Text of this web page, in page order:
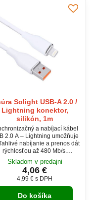
Solight USB-A 2.0 /
Lightning konektor,
silikón, 1m
a nabíjací kábel
2.0 A – Lightning umožňuje
nabíjanie a prenos dát
rýchlosťou až 480 Mb/s.
Kompatibilný s Apple
(iPod, iPhone, iPad,
mini). Odolný silikónový
zabezpečuje flexibilitu a
životnosť. Vďaka dĺžke 1 m
pohodlné používanie aj
Skladom v predajni
4,06 €
4,99 € s DPH
Do košíka